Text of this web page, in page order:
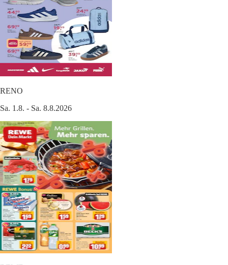
RENO
Sa. 1.8. - Sa. 8.8.2026